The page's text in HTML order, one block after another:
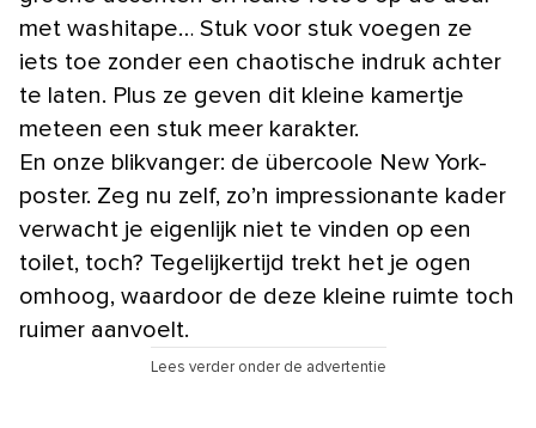
met washitape… Stuk voor stuk voegen ze
iets toe zonder een chaotische indruk achter
te laten. Plus ze geven dit kleine kamertje
meteen een stuk meer karakter.
En onze blikvanger: de übercoole New York-
poster. Zeg nu zelf, zo’n impressionante kader
verwacht je eigenlijk niet te vinden op een
toilet, toch? Tegelijkertijd trekt het je ogen
omhoog, waardoor de deze kleine ruimte toch
ruimer aanvoelt.
Lees verder onder de advertentie